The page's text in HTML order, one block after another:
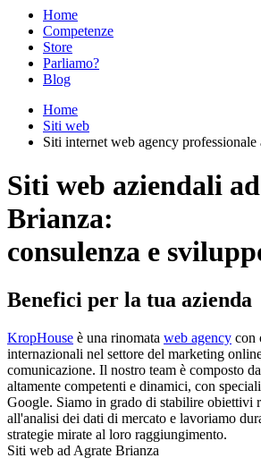
Home
Competenze
Store
Parliamo?
Blog
Home
Siti web
Siti internet web agency
Siti web aziendali
Brianza:
consulenza e
Benefici per la tua azienda
KropHouse è una rinomata web agency con
internazionali nel settore del marketing
comunicazione. Il nostro team è composto
altamente competenti e dinamici, con
Google. Siamo in grado di stabilire obiettivi
all'analisi dei dati di mercato e lavoriamo
strategie mirate al loro raggiungimento.
Siti web ad Agrate Brianza